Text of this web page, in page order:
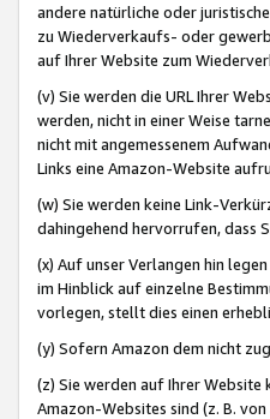
andere natürliche oder
zu Wiederverkaufs- oder
auf Ihrer Website zum
(v) Sie werden die URL Ihrer
werden, nicht in einer Weise
nicht mit angemessenem
Links eine Amazon-Website
(w) Sie werden keine Link-
dahingehend hervorrufen, dass
(x) Auf unser Verlangen hin
im Hinblick auf einzelne
vorlegen, stellt dies einen
(y) Sofern Amazon dem nicht
(z) Sie werden auf Ihrer
Amazon-Websites sind (z. B.